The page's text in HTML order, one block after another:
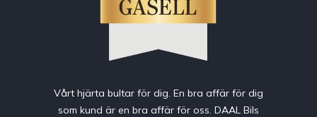
Vårt hjärta bultar för dig. En bra affär för dig
som kund är en bra affär för oss. DAAL Bils